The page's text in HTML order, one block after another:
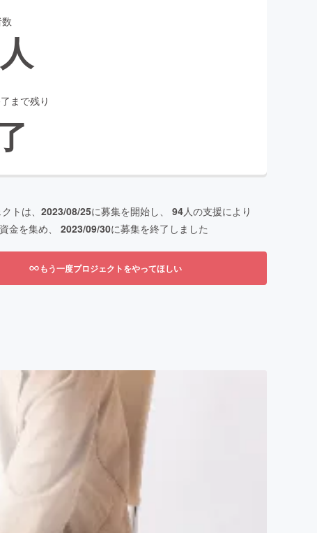
人
まで残り
トは、 2023/08/25に募集を開始し、 94人の支援により
金を集め、 2023/09/30に募集を終了しました
もう一度プロジェクトをやってほしい